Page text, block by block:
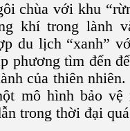
chùa với khu
khí trong lành
du lịch “xanh”
phương tìm đến
của thiên
mô hình bảo vệ
trong thời đại